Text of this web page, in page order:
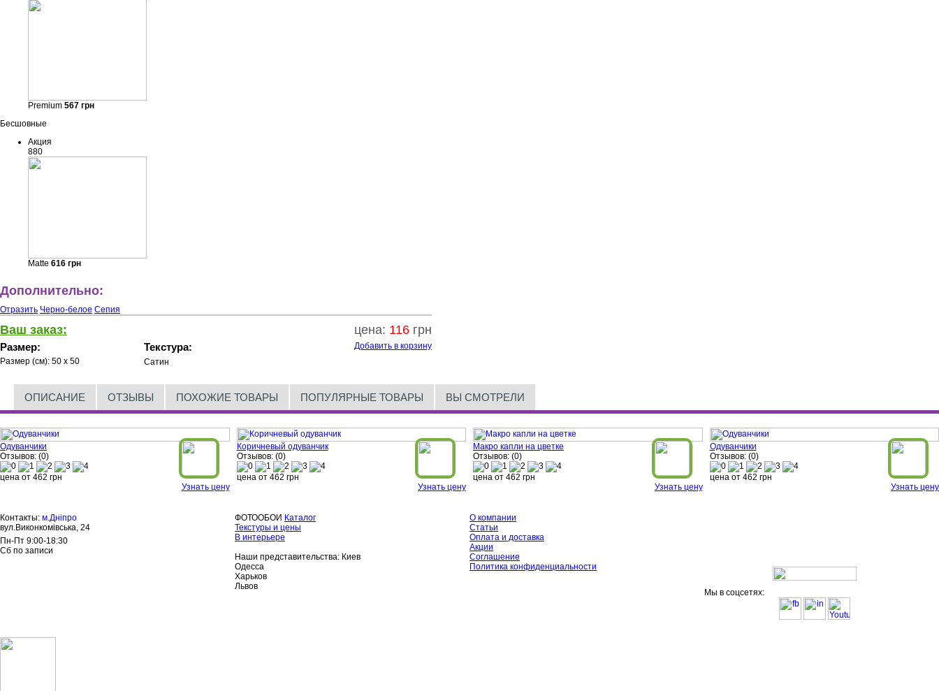
Premium 567 грн
Бесшовные
Акция
880
Matte 616 грн
Дополнительно:
Отразить Черно-белое Сепия
Ваш заказ: цена: 116 грн
Размер:
Размер (см): 50 x 50
Текстура:
Сатин
Добавить в корзину
ОПИСАНИЕ ОТЗЫВЫ ПОХОЖИЕ ТОВАРЫ ПОПУЛЯРНЫЕ ТОВАРЫ ВЫ СМОТРЕЛИ
Одуванчики
Отзывов: (0)
цена от 462 грн
Узнать цену
Коричневый одуванчик
Отзывов: (0)
цена от 462 грн
Узнать цену
Макро капли на цветке
Отзывов: (0)
цена от 462 грн
Узнать цену
Одуванчики
Отзывов: (0)
цена от 462 грн
Узнать цену
Контакты: м.Дніпро
вул.Виконкомівська, 24
Пн-Пт 9:00-18:30
Сб по записи
ФОТООБОИ Каталог
Текстуры и цены
В интерьере
Наши представительства: Киев
Одесса
Харьков
Львов
О компании
Статьи
Оплата и доставка
Акции
Соглашение
Политика конфиденциальности
Мы в соцсетях: